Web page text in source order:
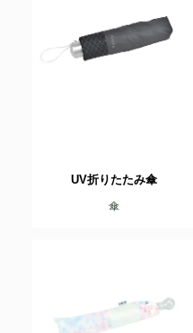
UV折りたたみ傘
傘